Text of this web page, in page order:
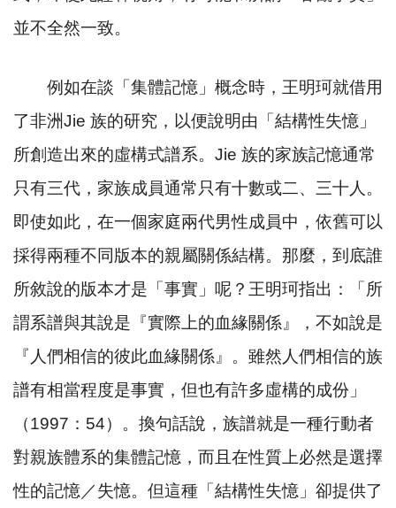
並不全然一致。
例如在談「集體記憶」概念時，王明珂就借用
了非洲Jie 族的研究，以便說明由「結構性失憶」
所創造出來的虛構式譜系。 Jie 族的家族記憶通常
只有三代，家族成員通常只有十數或二、三十人。
即使如此，在一個家庭兩代男性成員中，依舊可以
採得兩種不同版本的親屬關係結構。那麼，到底誰
所敘說的版本才是「事實」呢？王明珂指出：「所
謂系譜與其說是『實際上的血緣關係』，不如說是
『人們相信的彼此血緣關係』。雖然人們相信的族
譜有相當程度是事實，但也有許多虛構的成份」
（1997 ： 54）。換句話說，族譜就是一種行動者
對親族體系的集體記憶，而且在性質上必然是選擇
性的記憶／失憶。但這種「結構性失憶」卻提供了